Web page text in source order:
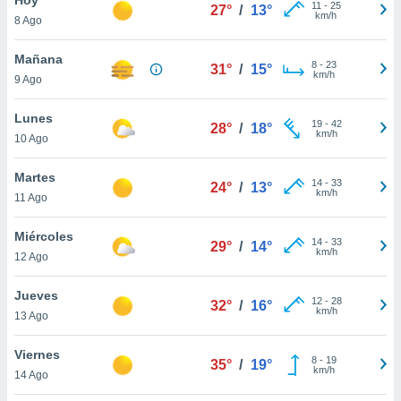
en
más
nuestra
de
cookies
aceptar
8 Ago
27° / 13° 11 - 25
km/h
Mañana
9 Ago
31° / 15° 8- 23
km/h
Lunes
10 Ago
28° / 18° 19- 42
km/h
Martes
11 Ago
24° / 13° 14- 33
km/h
Miércoles
12 Ago
29° / 14° 14- 33
km/h
Jueves
13 Ago
32° / 16° 12- 28
km/h
Viernes
14 Ago
35° / 19° 8- 19
km/h